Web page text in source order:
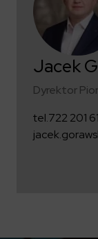
Jacek
Dyrektor
tel.722 201